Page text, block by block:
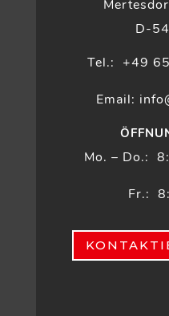
D-
Tel.: +49
Email:
Mo. – Do.:
Fr.: